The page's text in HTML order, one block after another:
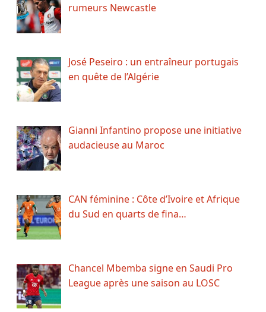
rumeurs Newcastle
José Peseiro : un entraîneur portugais
en quête de l’Algérie
Gianni Infantino propose une initiative
audacieuse au Maroc
CAN féminine : Côte d’Ivoire et Afrique
du Sud en quarts de fina…
Chancel Mbemba signe en Saudi Pro
League après une saison au LOSC